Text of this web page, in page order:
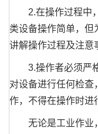
2.在操作过程中，
类设备操作简单，但
讲解操作过程及注意
3.操作者必须严格
对设备进行任何检查
作，不得在操作时进
无论是工业作业，